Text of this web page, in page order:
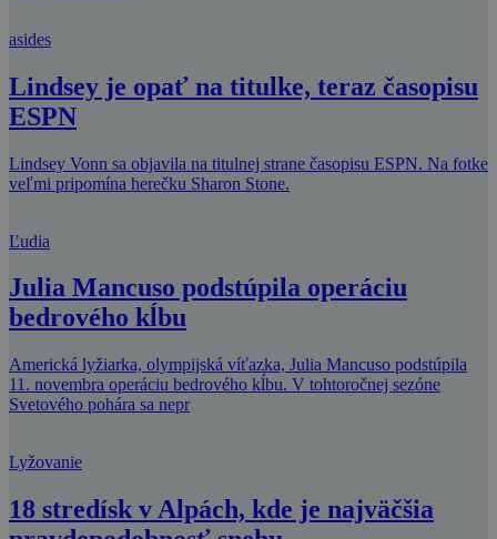
asides
Lindsey je opať na titulke, teraz časopisu
ESPN
Lindsey Vonn sa objavila na titulnej strane časopisu ESPN. Na fotke
veľmi pripomína herečku Sharon Stone.
Ľudia
Julia Mancuso podstúpila operáciu
bedrového kĺbu
Americká lyžiarka, olympijská víťazka, Julia Mancuso podstúpila
11. novembra operáciu bedrového kĺbu. V tohtoročnej sezóne
Svetového pohára sa nepr
Lyžovanie
18 stredísk v Alpách, kde je najväčšia